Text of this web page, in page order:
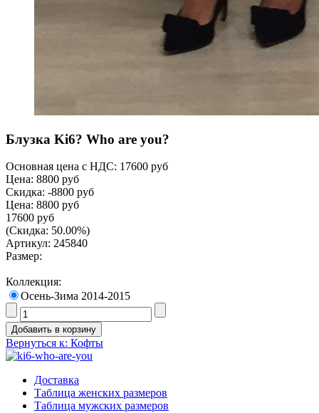
Блузка Ki6? Who are you?
Основная цена с НДС: 17600 руб
Цена: 8800 руб
Скидка: -8800 руб
Цена: 8800 руб
17600 руб
(Скидка: 50.00%)
Артикул: 245840
Размер:
Коллекция:
Осень-Зима 2014-2015
Вернуться к: Кофты
Доставка
Таблица женских размеров
Таблица мужских размеров